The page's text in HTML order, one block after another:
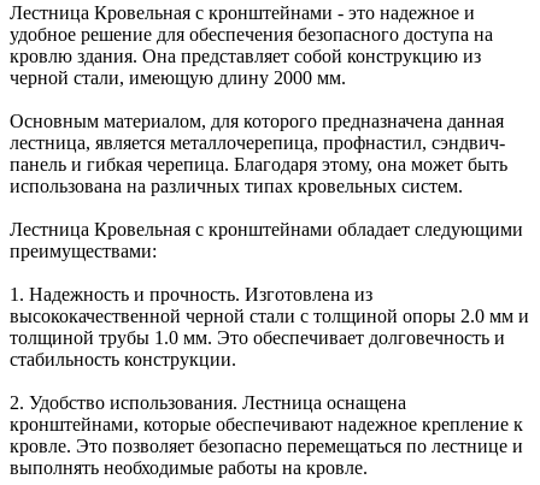
Лестница Кровельная с кронштейнами - это надежное и
удобное решение для обеспечения безопасного доступа на
кровлю здания. Она представляет собой конструкцию из
черной стали, имеющую длину 2000 мм.
Основным материалом, для которого предназначена данная
лестница, является металлочерепица, профнастил, сэндвич-
панель и гибкая черепица. Благодаря этому, она может быть
использована на различных типах кровельных систем.
Лестница Кровельная с кронштейнами обладает следующими
преимуществами:
1. Надежность и прочность. Изготовлена из
высококачественной черной стали с толщиной опоры 2.0 мм и
толщиной трубы 1.0 мм. Это обеспечивает долговечность и
стабильность конструкции.
2. Удобство использования. Лестница оснащена
кронштейнами, которые обеспечивают надежное крепление к
кровле. Это позволяет безопасно перемещаться по лестнице и
выполнять необходимые работы на кровле.